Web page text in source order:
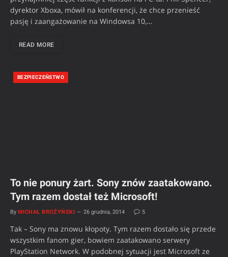
dyrektor Xboxa, mówił na konferencji, że chce przenieść
pasję i zaangażowanie na Windowsa 10,…
READ MORE
BEZPIECZEŃSTWO
To nie ponury żart. Sony znów zaatakowano.
Tym razem dostał też Microsoft!
By MICHAŁ BROŻYŃSKI 26 grudnia, 2014 5
Tak – Sony ma znowu kłopoty. Tym razem dostało się przede
wszystkim fanom gier, bowiem zaatakowano serwery
PlayStation Network. W podobnej sytuacji jest Microsoft ze